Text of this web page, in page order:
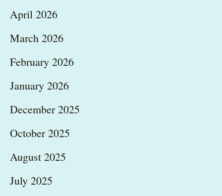
April 2026
March 2026
February 2026
January 2026
December 2025
October 2025
August 2025
July 2025